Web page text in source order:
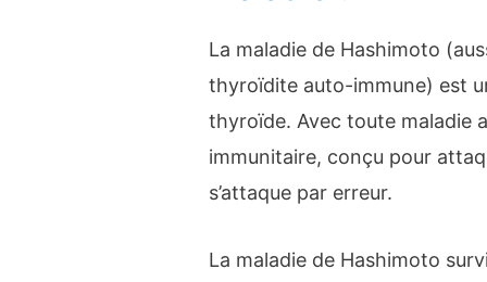
La maladie de Hashimoto
thyroïdite auto-immune) est
thyroïde. Avec toute maladie
immunitaire, conçu pour
s’attaque par erreur.
La maladie de Hashimoto